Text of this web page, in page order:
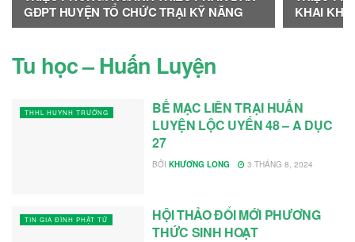
GĐPT HUYỆN TỔ CHỨC TRẠI KỸ NĂNG
KHAI
Tu học – Huấn Luyện
THHL HUYNH TRƯỞNG
BẾ MẠC LIÊN TRẠI HUẤN
LUYỆN LỘC UYỂN 48 – A DỤC
27
BỞI KHƯƠNG LONG 3 THÁNG 8, 2024
TIN GIA ĐÌNH PHẬT TỬ
HỘI THẢO ĐỔI MỚI PHƯƠNG
THỨC SINH HOẠT